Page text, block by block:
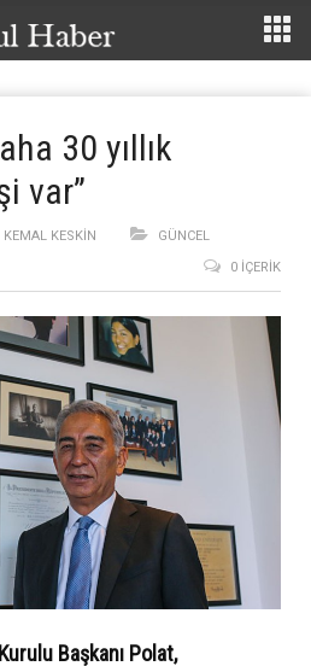
30 yıllık
var”
KEMAL KESKIN
GÜNCEL
0 İÇERIK
Başkanı Polat,